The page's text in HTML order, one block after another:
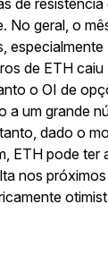
de
No geral, o
especialmente
de ETH
o OI de
a um grande
dado o
ETH pode ter
nos